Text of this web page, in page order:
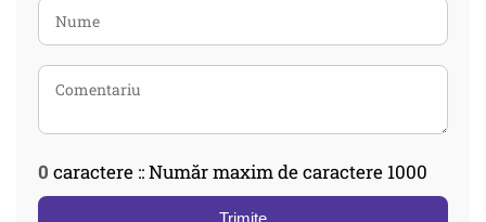
0 caractere :: Număr maxim de caractere 1000